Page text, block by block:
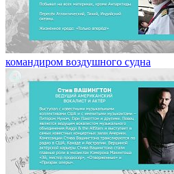
командиром воздушного судна